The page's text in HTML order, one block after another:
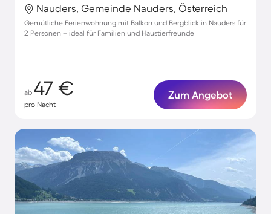
Nauders, Gemeinde Nauders, Österreich
Gemütliche Ferienwohnung mit Balkon und Bergblick in Nauders für
2 Personen – ideal für Familien und Haustierfreunde
ab 47 €
pro Nacht
Zum Angebot